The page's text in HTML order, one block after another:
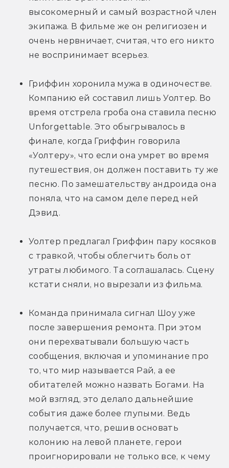
высокомерный и самый возрастной член
экипажа. В фильме же он религиозен и
очень нервничает, считая, что его никто
не воспринимает всерьез.
Гриффин хоронила мужа в одиночестве.
Компанию ей составил лишь Уолтер. Во
время отстрела гроба она ставила песню
Unforgettable. Это обыгрывалось в
финале, когда Гриффин говорила
«Уолтеру», что если она умрет во время
путешествия, он должен поставить ту же
песню. По замешательству андроида она
поняла, что на самом деле перед ней
Дэвид.
Уолтер предлагал Гриффин пару косяков
с травкой, чтобы облегчить боль от
утраты любимого. Та соглашалась. Сцену
кстати сняли, но вырезали из фильма.
Команда принимала сигнал Шоу уже
после завершения ремонта. При этом
они перехватывали большую часть
сообщения, включая и упоминание про
то, что мир называется Рай, а ее
обитателей можно назвать Богами. На
мой взгляд, это делало дальнейшие
события даже более глупыми. Ведь
получается, что, решив основать
колонию на левой планете, герои
проигнорировали не только все, к чему